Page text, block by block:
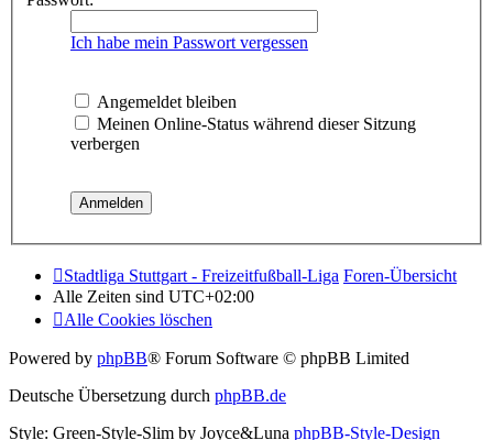
Ich habe mein Passwort vergessen
Angemeldet bleiben
Meinen Online-Status während dieser Sitzung
verbergen
Stadtliga Stuttgart - Freizeitfußball-Liga Foren-Übersicht
Alle Zeiten sind UTC+02:00
Alle Cookies löschen
Powered by phpBB® Forum Software © phpBB Limited
Deutsche Übersetzung durch phpBB.de
Style: Green-Style-Slim by Joyce&Luna phpBB-Style-Design